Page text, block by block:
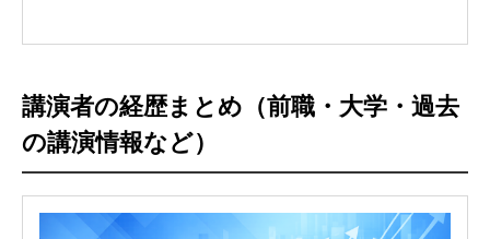
講演者の経歴まとめ（前職・大学・過去
の講演情報など）